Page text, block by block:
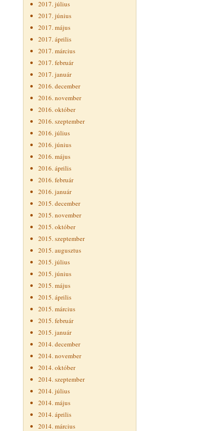
2017. július
2017. június
2017. május
2017. április
2017. március
2017. február
2017. január
2016. december
2016. november
2016. október
2016. szeptember
2016. július
2016. június
2016. május
2016. április
2016. február
2016. január
2015. december
2015. november
2015. október
2015. szeptember
2015. augusztus
2015. július
2015. június
2015. május
2015. április
2015. március
2015. február
2015. január
2014. december
2014. november
2014. október
2014. szeptember
2014. július
2014. május
2014. április
2014. március